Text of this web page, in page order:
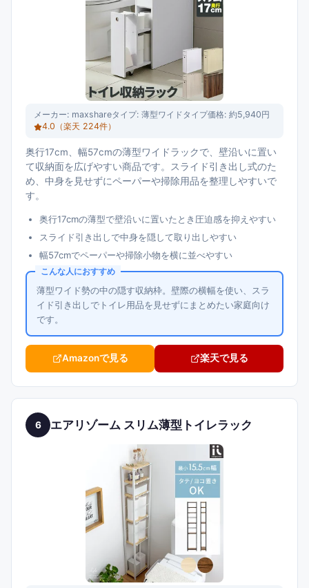
メーカー: maxshareタイプ: 薄型ワイドタイプ価格: 約5,940円
4.0 （楽天 224件）
奥行17cm、幅57cmの薄型ワイドラックで、壁沿いに置い
て収納面を広げやすい商品です。スライド引き出し式のた
め、中身を見せずにペーパーや掃除用品を整理しやすいで
す。
奥行17cmの薄型で壁沿いに置いたとき圧迫感を抑えやすい
スライド引き出しで中身を隠して取り出しやすい
幅57cmでペーパーや掃除小物を横に並べやすい
こんな人におすすめ
薄型ワイド勢の中の隠す収納枠。壁際の横幅を使い、スラ
イド引き出しでトイレ用品を見せずにまとめたい家庭向け
です。
Amazonで見る 楽天で見る
6 エアリゾーム スリム薄型トイレラック